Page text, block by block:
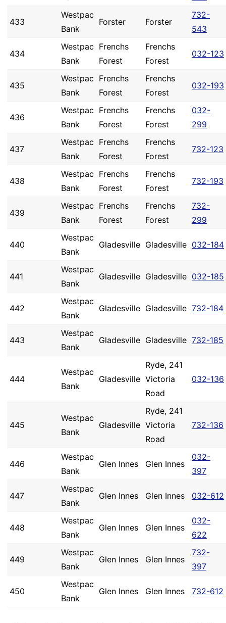
433
Westpac
Bank
Forster Forster
732-
543
434
Westpac
Bank
Frenchs
Forest
Frenchs
Forest
032-123
435
Westpac
Bank
Frenchs
Forest
Frenchs
Forest
032-193
436
Westpac
Bank
Frenchs
Forest
Frenchs
Forest
032-
299
437
Westpac
Bank
Frenchs
Forest
Frenchs
Forest
732-123
438
Westpac
Bank
Frenchs
Forest
Frenchs
Forest
732-193
439
Westpac
Bank
Frenchs
Forest
Frenchs
Forest
732-
299
440
Westpac
Bank
Gladesville Gladesville 032-184
441
Westpac
Bank
Gladesville Gladesville 032-185
442
Westpac
Bank
Gladesville Gladesville 732-184
443
Westpac
Bank
Gladesville Gladesville 732-185
444
Westpac
Bank
Gladesville
Ryde, 241
Victoria
Road
032-136
445
Westpac
Bank
Gladesville
Ryde, 241
Victoria
Road
732-136
446
Westpac
Bank
Glen Innes Glen Innes
032-
397
447
Westpac
Bank
Glen Innes Glen Innes 032-612
448
Westpac
Bank
Glen Innes Glen Innes
032-
622
449
Westpac
Bank
Glen Innes Glen Innes
732-
397
450
Westpac
Bank
Glen Innes Glen Innes 732-612